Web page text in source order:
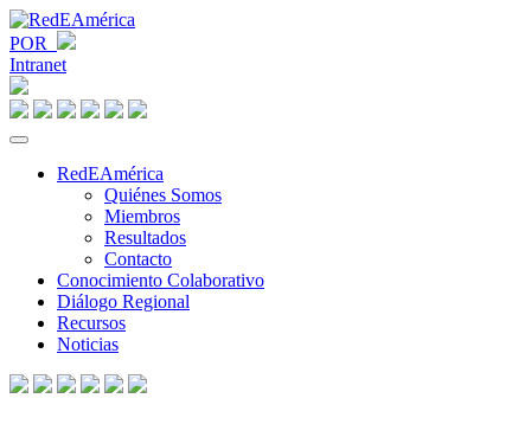
POR
Intranet
RedEAmérica
Quiénes Somos
Miembros
Resultados
Contacto
Conocimiento Colaborativo
Diálogo Regional
Recursos
Noticias